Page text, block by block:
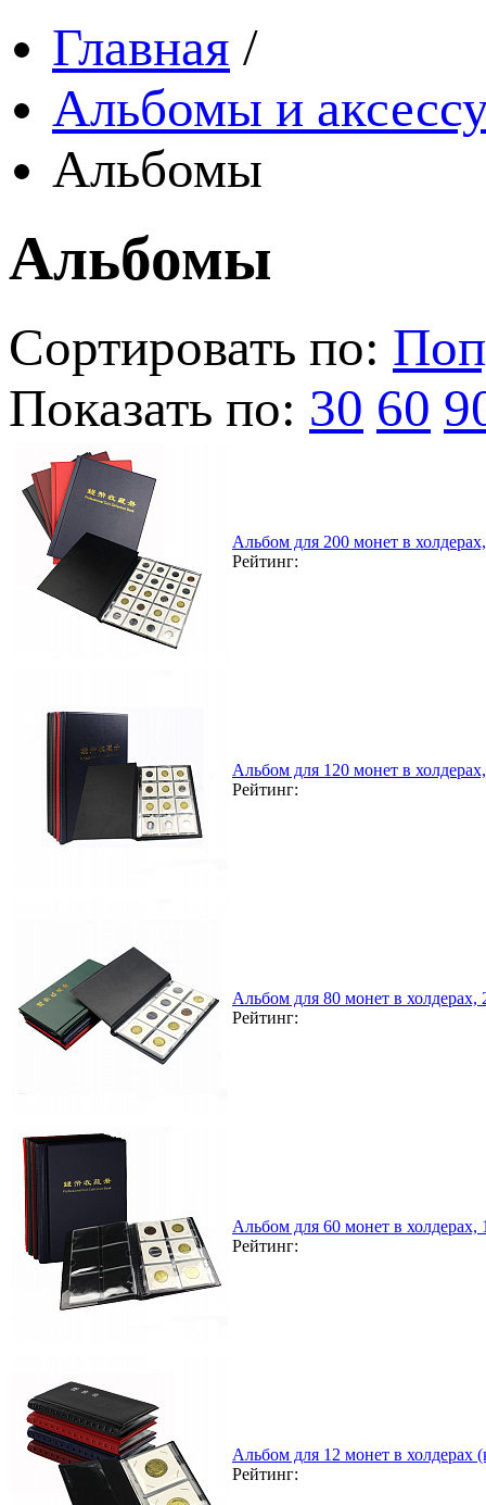
Главная /
Альбомы и
Альбомы
Альбомы
Сортировать по:
Показать по: 30 60
Альбом для 200 монет в
Рейтинг:
Альбом для 120 монет в
Рейтинг:
Альбом для 80 монет в
Рейтинг:
Альбом для 60 монет в
Рейтинг:
Альбом для 12 монет в
Рейтинг: